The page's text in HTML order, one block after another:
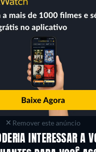
Remover este anúncio
INTERESSAR A